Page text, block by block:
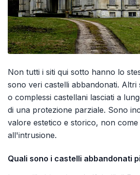
Non tutti i siti qui sotto hanno lo
sono veri castelli abbandonati.
o complessi castellani lasciati a
di una protezione parziale. Sono
valore estetico e storico, non come
all'intrusione.
Quali sono i castelli abbandonati